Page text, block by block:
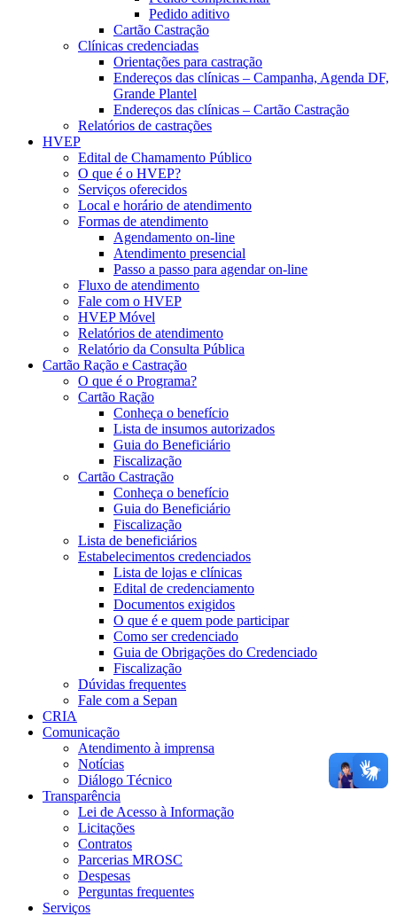
Pedido aditivo
Cartão Castração
Clínicas credenciadas
Orientações para castração
Endereços das clínicas – Campanha, Agenda DF,
Grande Plantel
Endereços das clínicas – Cartão Castração
Relatórios de castrações
HVEP
Edital de Chamamento Público
O que é o HVEP?
Serviços oferecidos
Local e horário de atendimento
Formas de atendimento
Agendamento on-line
Atendimento presencial
Passo a passo para agendar on-line
Fluxo de atendimento
Fale com o HVEP
HVEP Móvel
Relatórios de atendimento
Relatório da Consulta Pública
Cartão Ração e Castração
O que é o Programa?
Cartão Ração
Conheça o benefício
Lista de insumos autorizados
Guia do Beneficiário
Fiscalização
Cartão Castração
Conheça o benefício
Guia do Beneficiário
Fiscalização
Lista de beneficiários
Estabelecimentos credenciados
Lista de lojas e clínicas
Edital de credenciamento
Documentos exigidos
O que é e quem pode participar
Como ser credenciado
Guia de Obrigações do Credenciado
Fiscalização
Dúvidas frequentes
Fale com a Sepan
CRIA
Comunicação
Atendimento à imprensa
Notícias
Diálogo Técnico
Transparência
Lei de Acesso à Informação
Licitações
Contratos
Parcerias MROSC
Despesas
Perguntas frequentes
Serviços